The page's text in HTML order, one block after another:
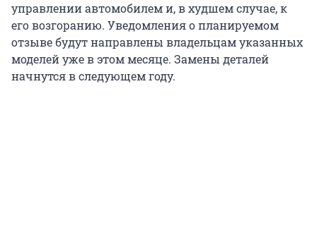
управлении автомобилем и, в худшем случае, к
его возгоранию. Уведомления о планируемом
отзыве будут направлены владельцам указанных
моделей уже в этом месяце. Замены деталей
начнутся в следующем году.